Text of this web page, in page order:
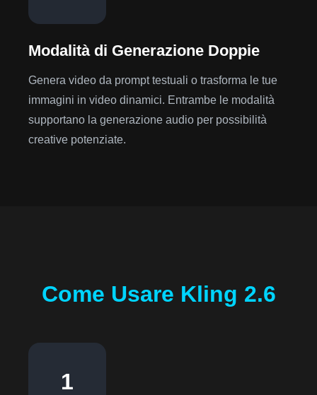
Modalità di Generazione Doppie
Genera video da prompt testuali o trasforma le tue
immagini in video dinamici. Entrambe le modalità
supportano la generazione audio per possibilità
creative potenziate.
Come Usare Kling 2.6
1